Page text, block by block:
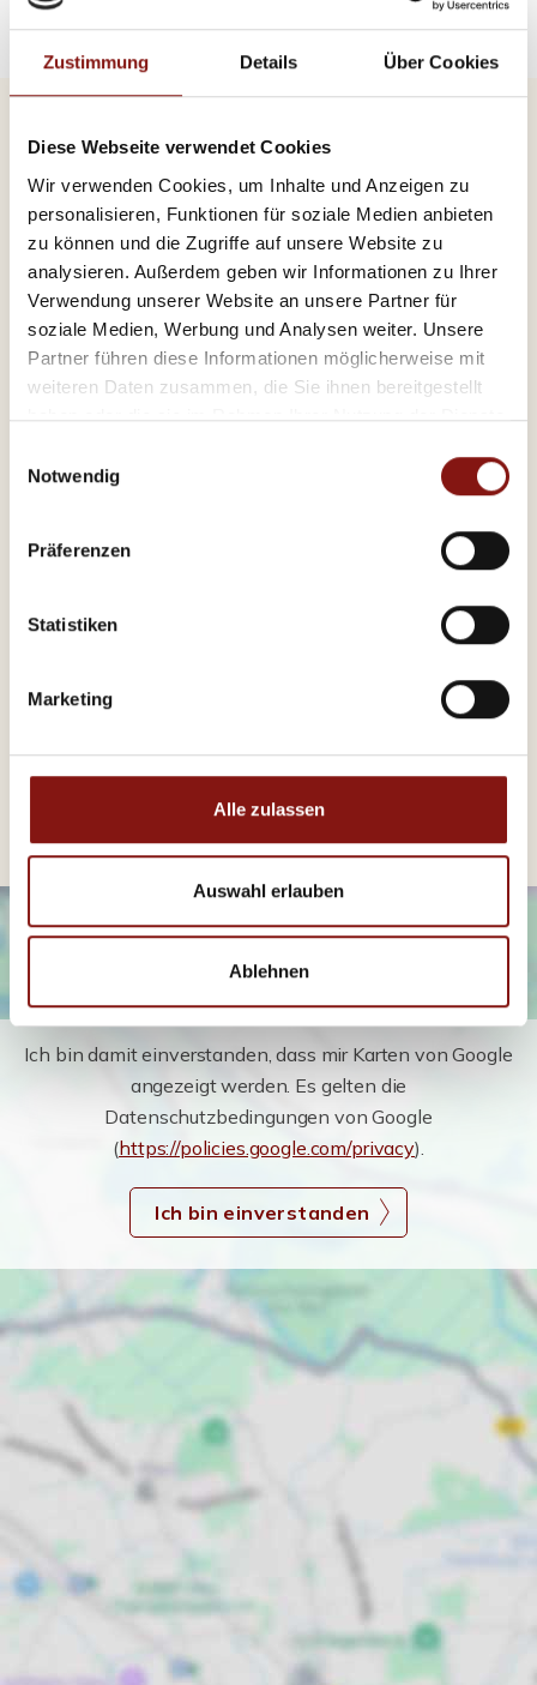
Zustimmung Details Über Cookies
Diese Webseite verwendet Cookies
Wir verwenden Cookies, um Inhalte und Anzeigen zu
personalisieren, Funktionen für soziale Medien anbieten
zu können und die Zugriffe auf unsere Website zu
analysieren. Außerdem geben wir Informationen zu Ihrer
Verwendung unserer Website an unsere Partner für
soziale Medien, Werbung und Analysen weiter. Unsere
Partner führen diese Informationen möglicherweise mit
weiteren Daten zusammen, die Sie ihnen bereitgestellt
haben oder die sie im Rahmen Ihrer Nutzung der Dienste
Notwendig
Präferenzen
Statistiken
Marketing
Alle zulassen
Auswahl erlauben
Ablehnen
123,20 kWh / (m²*a)
Energieverbrauchskennwert
Energieausweis gültig bis
ab dem 1.5.2014
Heizung
Zentralheizung
Ich bin damit einverstanden, dass mir Karten von Google
angezeigt werden. Es gelten die
Datenschutzbedingungen von Google
(https://policies.google.com/privacy).
Ich bin einverstanden